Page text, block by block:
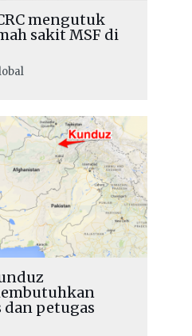
mengutuk
sakit MSF di
dan petugas